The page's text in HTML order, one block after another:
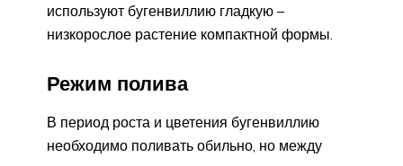
используют бугенвиллию гладкую –
низкорослое растение компактной формы.
Режим полива
В период роста и цветения бугенвиллию
необходимо поливать обильно, но между